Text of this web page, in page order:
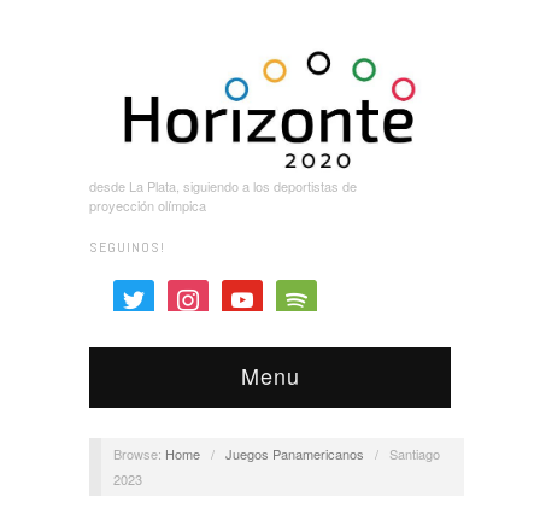
desde La Plata, siguiendo a los deportistas de
proyección olímpica
SEGUINOS!
twitter instagram youtube spotify
Menu
Browse: Home / Juegos Panamericanos / Santiago
2023